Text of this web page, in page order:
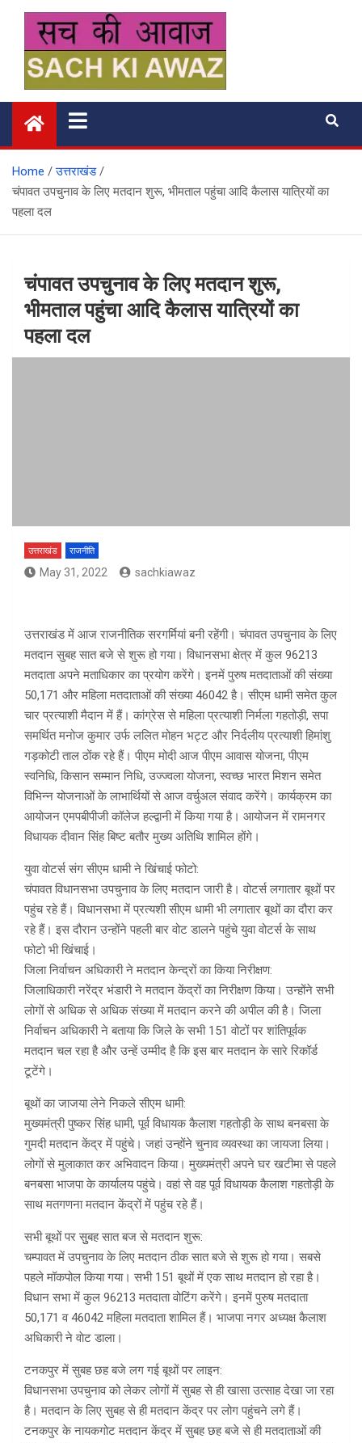
content
सच की आवाज
Home
उत्तराखंड
चंपावत उपचुनाव के लिए मतदान शुरू, भीमताल पहुंचा आदि कैलास यात्रियों का
पहला दल
चंपावत उपचुनाव के लिए मतदान शुरू,
भीमताल पहुंचा आदि कैलास यात्रियों का
पहला दल
उत्तराखंड राजनीति
May 31, 2022 sachkiawaz
उत्तराखंड में आज राजनीतिक सरगर्मियां बनी रहेंगी। चंपावत उपचुनाव के लिए
मतदान सुबह सात बजे से शुरू हो गया। विधानसभा क्षेत्र में कुल 96213
मतदाता अपने मताधिकार का प्रयोग करेंगे। इनमें पुरुष मतदाताओं की संख्या
50,171 और महिला मतदाताओं की संख्या 46042 है। सीएम धामी समेत कुल
चार प्रत्याशी मैदान में हैं। कांग्रेस से महिला प्रत्याशी निर्मला गहतोड़ी, सपा
समर्थित मनोज कुमार उर्फ ललित मोहन भट्ट और निर्दलीय प्रत्याशी हिमांशु
गड़कोटी ताल ठोंक रहे हैं। पीएम मोदी आज पीएम आवास योजना, पीएम
स्वनिधि, किसान सम्मान निधि, उज्ज्वला योजना, स्वच्छ भारत मिशन समेत
विभिन्न योजनाओं के लाभार्थियों से आज वर्चुअल संवाद करेंगे। कार्यक्रम का
आयोजन एमपबीपीजी कॉलेज हल्द्वानी में किया गया है। आयोजन में रामनगर
विधायक दीवान सिंह बिष्ट बतौर मुख्य अतिथि शामिल होंगे।
युवा वोटर्स संग सीएम धामी ने खिंचाई फोटो:
चंपावत विधानसभा उपचुनाव के लिए मतदान जारी है। वोटर्स लगातार बूथों पर
पहुंच रहे हैं। विधानसभा में प्रत्यशी सीएम धामी भी लगातार बूथों का दौरा कर
रहे हैं। इस दौरान उन्होंने पहली बार वोट डालने पहुंचे युवा वोटर्स के साथ
फोटो भी खिंचाई।
जिला निर्वाचन अधिकारी ने मतदान केन्द्रों का किया निरीक्षण:
जिलाधिकारी नरेंद्र भंडारी ने मतदान केंद्रों का निरीक्षण किया। उन्होंने सभी
लोगों से अधिक से अधिक संख्या में मतदान करने की अपील की है। जिला
निर्वाचन अधिकारी ने बताया कि जिले के सभी 151 वोटों पर शांतिपूर्वक
मतदान चल रहा है और उन्हें उम्मीद है कि इस बार मतदान के सारे रिकॉर्ड
टूटेंगे।
बूथों का जाजया लेने निकले सीएम धामी:
मुख्यमंत्री पुष्कर सिंह धामी, पूर्व विधायक कैलाश गहतोड़ी के साथ बनबसा के
गुमदी मतदान केंद्र में पहुंचे। जहां उन्होंने चुनाव व्यवस्था का जायजा लिया।
लोगों से मुलाकात कर अभिवादन किया। मुख्यमंत्री अपने घर खटीमा से पहले
बनबसा भाजपा के कार्यालय पहुंचे। वहां से वह पूर्व विधायक कैलाश गहतोड़ी के
साथ मतगणना मतदान केंद्रों में पहुंच रहे हैं।
सभी बूथों पर सुुबह सात बज से मतदान शुरू:
चम्पावत में उपचुनाव के लिए मतदान ठीक सात बजे से शुरू हो गया। सबसे
पहले मॉकपोल किया गया। सभी 151 बूथों में एक साथ मतदान हो रहा है।
विधान सभा में कुल 96213 मतदाता वोटिंग करेंगे। इनमें पुरुष मतदाता
50,171 व 46042 महिला मतदाता शामिल हैं। भाजपा नगर अध्यक्ष कैलाश
अधिकारी ने वाेट डाला।
टनकपुर में सुबह छह बजे लग गई बूथों पर लाइन:
विधानसभा उपचुनाव को लेकर लोगों में सुबह से ही खासा उत्साह देखा जा रहा
है। मतदान के लिए सुबह से ही मतदान केंद्र पर लोग पहुंचने लगे हैं।
टनकपुर के नायकगोट मतदान केंद्र में सुबह छह बजे से ही मतदाताओं की